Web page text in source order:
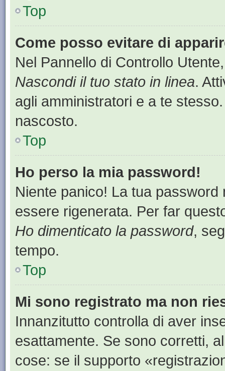
Top
Come posso evitare di
Nel Pannello di Controllo
Nascondi il tuo stato in linea.
agli amministratori e a te
nascosto.
Top
Ho perso la mia password!
Niente panico! La tua
essere rigenerata. Per far
Ho dimenticato la password,
tempo.
Top
Mi sono registrato ma non
Innanzitutto controlla di aver
esattamente. Se sono corretti,
cose: se il supporto